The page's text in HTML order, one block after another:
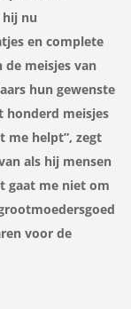
hij nu
en complete
meisjes van
hun gewenste
honderd meisjes
me helpt”, zegt
als hij mensen
gaat me niet om
voor de